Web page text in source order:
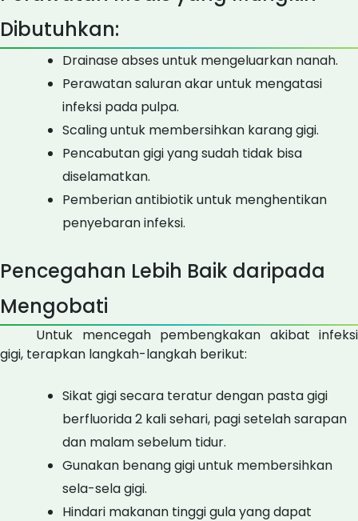
Dibutuhkan:
Drainase abses untuk mengeluarkan nanah.
Perawatan saluran akar untuk mengatasi
infeksi pada pulpa.
Scaling untuk membersihkan karang gigi.
Pencabutan gigi yang sudah tidak bisa
diselamatkan.
Pemberian antibiotik untuk menghentikan
penyebaran infeksi.
Pencegahan Lebih Baik daripada
Mengobati
Untuk mencegah pembengkakan akibat infeksi
gigi, terapkan langkah-langkah berikut:
Sikat gigi secara teratur dengan pasta gigi
berfluorida 2 kali sehari, pagi setelah sarapan
dan malam sebelum tidur.
Gunakan benang gigi untuk membersihkan
sela-sela gigi.
Hindari makanan tinggi gula yang dapat